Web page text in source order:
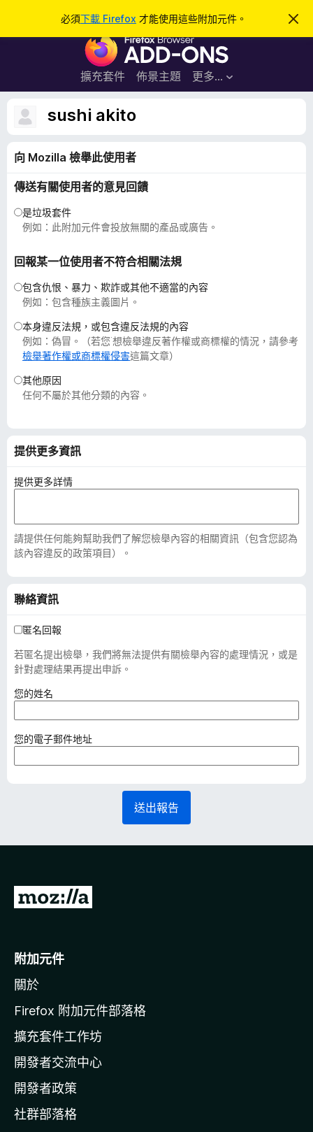
必須下載 Firefox 才能使用這些附加元件。
忽
此
F
r
e
加
件
擴充套件 佈景主題 更多…
登入
sushi akito
向 Mozilla 檢舉此使用者
傳送有關使用者的意見回饋
是垃圾套件
例如：此附加元件會投放無關的產品或廣告。
回報某一位使用者不符合相關法規
包含仇恨、暴力、欺詐或其他不適當的內容
例如：包含種族主義圖片。
本身違反法規，或包含違反法規的內容
例如：偽冒。（若您˙想檢舉違反著作權或商標權的情況，請參考
檢舉著作權或商標權侵害這篇文章）
其他原因
任何不屬於其他分類的內容。
提供更多資訊
提供更多詳情
請提供任何能夠幫助我們了解您檢舉內容的相關資訊（包含您認為
該內容違反的政策項目）。
聯絡資訊
匿名回報
若匿名提出檢舉，我們將無法提供有關檢舉內容的處理情況，或是
針對處理結果再提出申訴。
您的姓名
填
）
您的電子郵件地址（
填
送出報告
前
o
i
l
a
官
網
附加元件
關於
Firefox 附加元件部落格
擴充套件工作坊
開發者交流中心
開發者政策
社群部落格